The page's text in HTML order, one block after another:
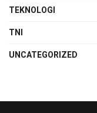
TEKNOLOGI
TNI
UNCATEGORIZED